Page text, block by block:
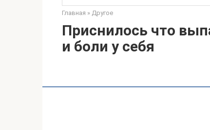
Главная » Другое
Приснилось что
и боли у себя